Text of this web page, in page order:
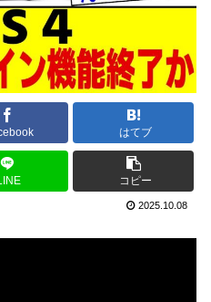
はてブ
コピー
2025.10.08